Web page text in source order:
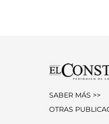
SABER MÁS >>
OTRAS